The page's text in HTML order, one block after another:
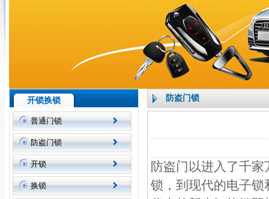
开锁换锁
普通门锁
防盗门锁
开锁
换锁
防盗门锁
防盗门以进入了千
锁，到现代的电子